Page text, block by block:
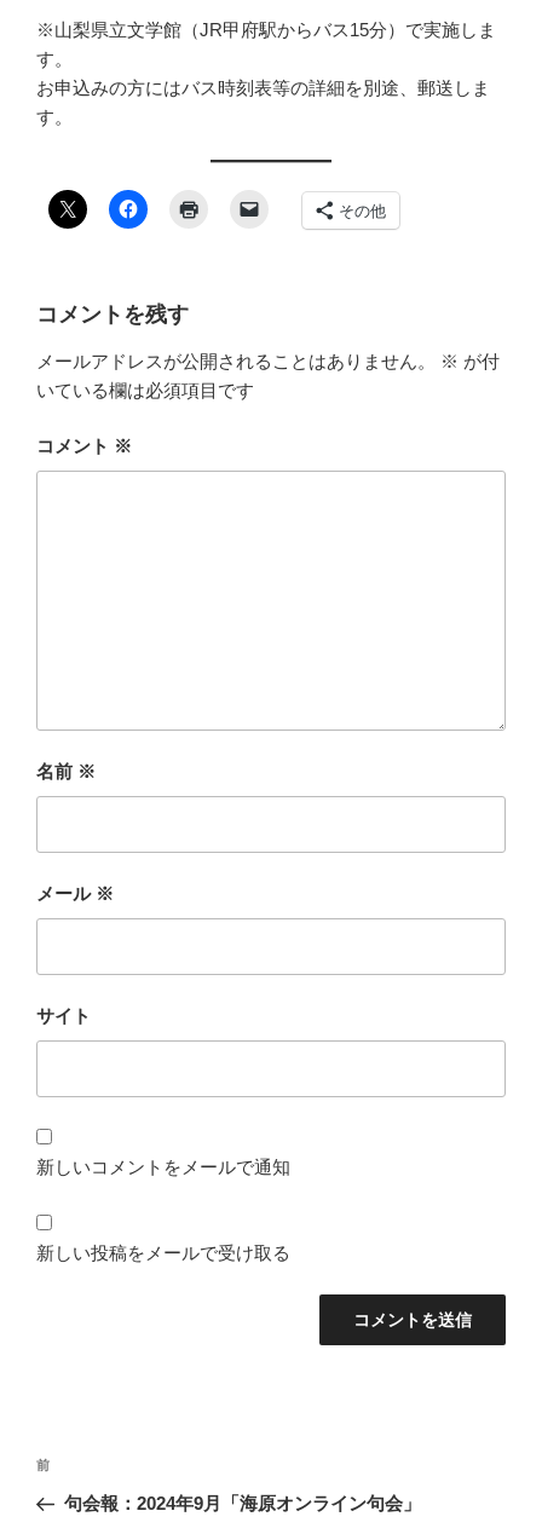
※山梨県立文学館（JR甲府駅からバス15分）で実施しま
す。
お申込みの方にはバス時刻表等の詳細を別途、郵送しま
す。
その他
コメントを残す
メールアドレスが公開されることはありません。 ※ が付
いている欄は必須項目です
コメント ※
名前 ※
メール ※
サイト
新しいコメントをメールで通知
新しい投稿をメールで受け取る
投
ナ
前
の
前
句会報：2024年9月「海原オンライン句会」